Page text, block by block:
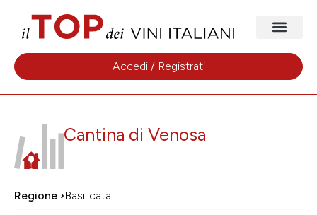
Accedi / Registrati
Cantina di Venosa
Regione ›Basilicata